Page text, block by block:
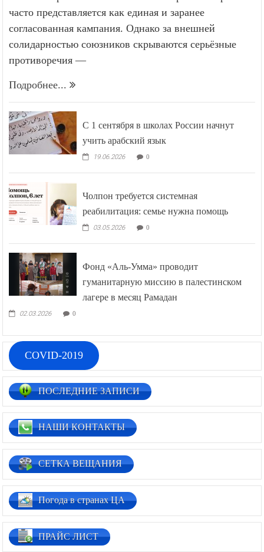
часто представляется как единая и заранее
согласованная кампания. Однако за внешней
солидарностью союзников скрываются серьёзные
противоречия —
Подробнее...
С 1 сентября в школах России начнут
учить арабский язык
19.06.2026 0
Чолпон требуется системная
реабилитация: семье нужна помощь
03.05.2026 0
Фонд «Аль-Умма» проводит
гуманитарную миссию в палестинском
лагере в месяц Рамадан
02.03.2026 0
COVID-2019
ПОСЛЕДНИЕ ЗАПИСИ
НАШИ КОНТАКТЫ
СЕТКА ВЕЩАНИЯ
Погода в странах ЦА
ПРАЙС ЛИСТ